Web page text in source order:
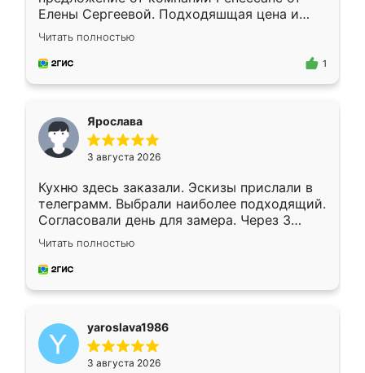
Елены Сергеевой. Подходяшщая цена и
короткие сроки изготовления. Приехавший
для замера сотрудник Владислав
предложил по моему эскизу самый
Читать полностью
1
Ярослава
3 августа 2026
Кухню здесь заказали. Эскизы прислали в
телеграмм. Выбрали наиболее подходящий.
Согласовали день для замера. Через 3
недели кухня была уже готова. Остались
довольны работой. Спасибо Ренессанс
мебель за качественную работу!
Читать полностью
yaroslava1986
3 августа 2026